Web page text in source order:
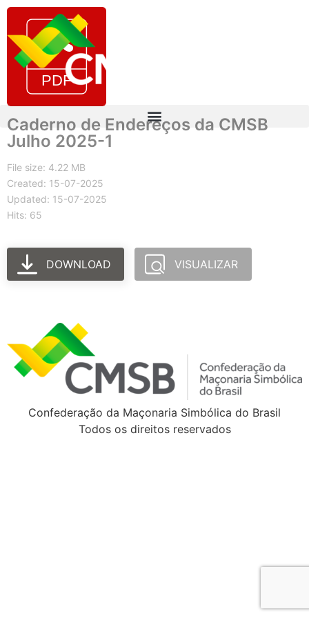
Caderno de Endereços da CMSB
Julho 2025-1
File size: 4.22 MB
Created: 15-07-2025
Updated: 15-07-2025
Hits: 65
DOWNLOAD VISUALIZAR
Confederação da Maçonaria Simbólica do Brasil
Todos os direitos reservados